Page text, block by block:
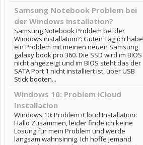
Samsung Notebook Problem bei
der Windows installation?
Samsung Notebook Problem bei der
Windows installation?: Guten Tag ich habe
ein Problem mit meinen neuen Samsung
galaxy book pro 360. Die SSD wird im BIOS
nicht angezeigt und im BIOS steht das der
SATA Port 1 nicht installiert ist, über USB
Stick booten...
Windows 10: Problem iCloud
Installation
Windows 10: Problem iCloud Installation:
Hallo Zusammen, leider finde ich keine
Lösung für mein Problem und werde
langsam wahnsinnig. Ich hoffe jemand